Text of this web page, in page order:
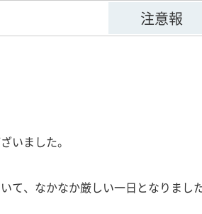
注意報
いました。
て、なかなか厳しい一日となりました